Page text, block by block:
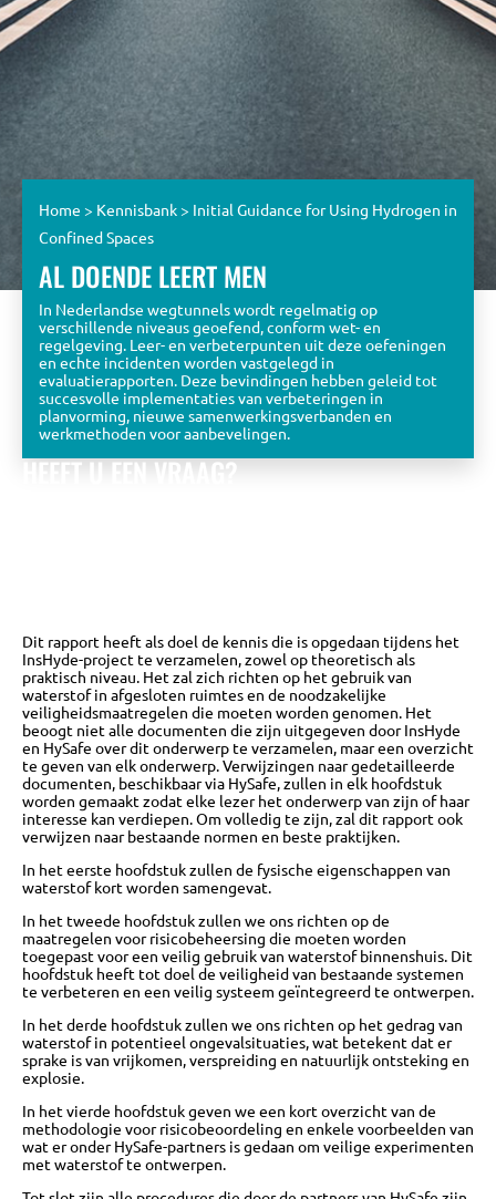
Home > Kennisbank> Initial Guidance for Using Hydrogen in
Confined Spaces
AL DOENDE LEERT MEN
In Nederlandse wegtunnels wordt regelmatig op
verschillende niveaus geoefend, conform wet- en
regelgeving. Leer- en verbeterpunten uit deze oefeningen
en echte incidenten worden vastgelegd in
evaluatierapporten. Deze bevindingen hebben geleid tot
succesvolle implementaties van verbeteringen in
planvorming, nieuwe samenwerkingsverbanden en
werkmethoden voor aanbevelingen.
HEEFT U EEN VRAAG?
Dit rapport heeft als doel de kennis die is opgedaan tijdens het
InsHyde-project te verzamelen, zowel op theoretisch als
praktisch niveau. Het zal zich richten op het gebruik van
waterstof in afgesloten ruimtes en de noodzakelijke
veiligheidsmaatregelen die moeten worden genomen. Het
beoogt niet alle documenten die zijn uitgegeven door InsHyde
en HySafe over dit onderwerp te verzamelen, maar een overzicht
te geven van elk onderwerp. Verwijzingen naar gedetailleerde
documenten, beschikbaar via HySafe, zullen in elk hoofdstuk
worden gemaakt zodat elke lezer het onderwerp van zijn of haar
interesse kan verdiepen. Om volledig te zijn, zal dit rapport ook
verwijzen naar bestaande normen en beste praktijken.
In het eerste hoofdstuk zullen de fysische eigenschappen van
waterstof kort worden samengevat.
In het tweede hoofdstuk zullen we ons richten op de
maatregelen voor risicobeheersing die moeten worden
toegepast voor een veilig gebruik van waterstof binnenshuis. Dit
hoofdstuk heeft tot doel de veiligheid van bestaande systemen
te verbeteren en een veilig systeem geïntegreerd te ontwerpen.
In het derde hoofdstuk zullen we ons richten op het gedrag van
waterstof in potentieel ongevalsituaties, wat betekent dat er
sprake is van vrijkomen, verspreiding en natuurlijk ontsteking en
explosie.
In het vierde hoofdstuk geven we een kort overzicht van de
methodologie voor risicobeoordeling en enkele voorbeelden van
wat er onder HySafe-partners is gedaan om veilige experimenten
met waterstof te ontwerpen.